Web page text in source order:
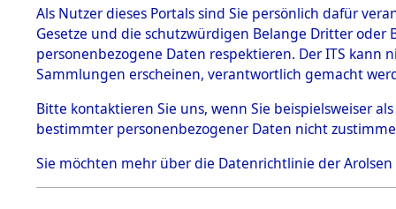
Effekten
1.2.9.1
Effekten aus
dem KZ
Dachau
1.2.9.2
Effekten aus
dem KZ
Bayerisches
Als Nutzer dieses Portals sind Sie persönlich dafür
Gesetze und die schutzwürdigen Belange Dritter
personenbezogene Daten respektieren. Der ITS
Sammlungen erscheinen, verantwortlich gemacht
Bitte kontaktieren Sie uns, wenn Sie beispielsweiser
bestimmter personenbezogener Daten nicht
Sie möchten mehr über die Datenrichtlinie der Arolsen